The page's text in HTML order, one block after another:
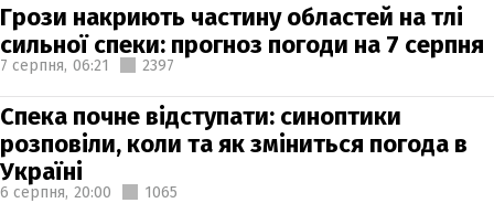
Грози накриють частину областей на тлі
сильної спеки: прогноз погоди на 7 серпня
7 серпня, 06:21 2397
Спека почне відступати: синоптики
розповіли, коли та як зміниться погода в
Україні
6 серпня, 20:00 1065